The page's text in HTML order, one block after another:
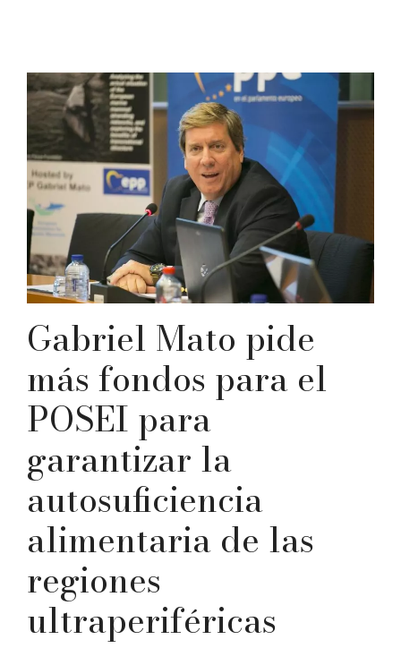
Gabriel Mato pide
más fondos para el
POSEI para
garantizar la
autosuficiencia
alimentaria de las
regiones
ultraperiféricas